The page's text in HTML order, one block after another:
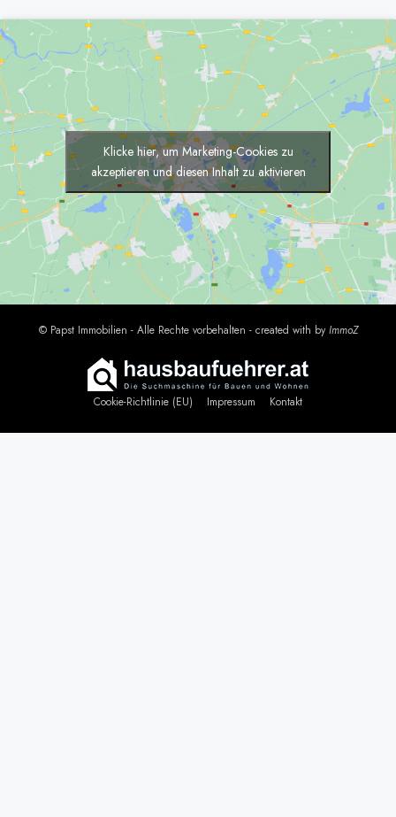
Klicke hier, um Marketing-Cookies zu
akzeptieren und diesen Inhalt zu aktivieren
© Papst Immobilien - Alle Rechte vorbehalten - created with by ImmoZ
Cookie-Richtlinie (EU) Impressum Kontakt